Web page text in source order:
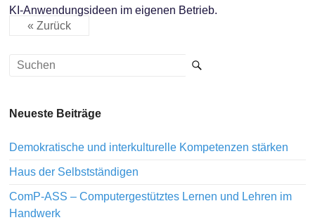
KI-Anwendungsideen im eigenen Betrieb.
« Zurück
Neueste Beiträge
Demokratische und interkulturelle Kompetenzen stärken
Haus der Selbstständigen
ComP-ASS – Computergestütztes Lernen und Lehren im
Handwerk